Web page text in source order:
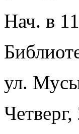
Нач. в
ул.